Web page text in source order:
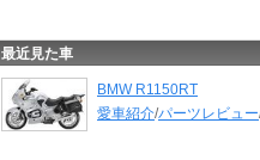
最近見た車
BMW R1150RT
愛車紹介/パーツレビュー